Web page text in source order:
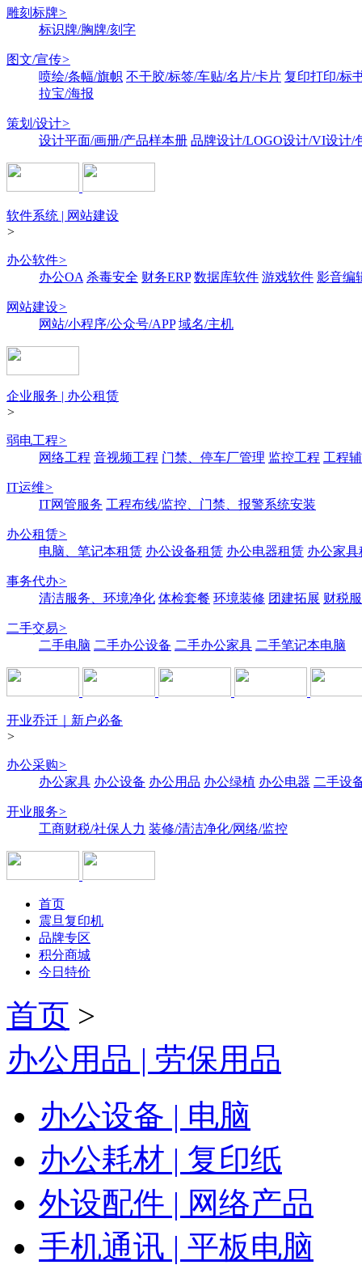
雕刻标牌>
标识牌/胸牌/刻字
图文/宣传>
喷绘/条幅/旗帜 不干胶/标签/车贴/名片/卡片 复印打印/标
拉宝/海报
策划/设计>
设计平面/画册/产品样本册 品牌设计/LOGO设计/VI设计/
软件系统 | 网站建设
>
办公软件>
办公OA 杀毒安全 财务ERP 数据库软件 游戏软件 影音编
网站建设>
网站/小程序/公众号/APP 域名/主机
企业服务 | 办公租赁
>
弱电工程>
网络工程 音视频工程 门禁、停车厂管理 监控工程 工程
IT运维>
IT网管服务 工程布线/监控、门禁、报警系统安装
办公租赁>
电脑、笔记本租赁 办公设备租赁 办公电器租赁 办公家具
事务代办>
清洁服务、环境净化 体检套餐 环境装修 团建拓展 财税
二手交易>
二手电脑 二手办公设备 二手办公家具 二手笔记本电脑
开业乔迁｜新户必备
>
办公采购>
办公家具 办公设备 办公用品 办公绿植 办公电器 二手设
开业服务>
工商财税/社保人力 装修/清洁净化/网络/监控
首页
震旦复印机
品牌专区
积分商城
今日特价
首页 >
办公用品 | 劳保用品
办公设备 | 电脑
办公耗材 | 复印纸
外设配件 | 网络产品
手机通讯 | 平板电脑